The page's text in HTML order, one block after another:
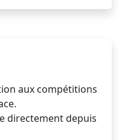
aux compétitions
directement depuis